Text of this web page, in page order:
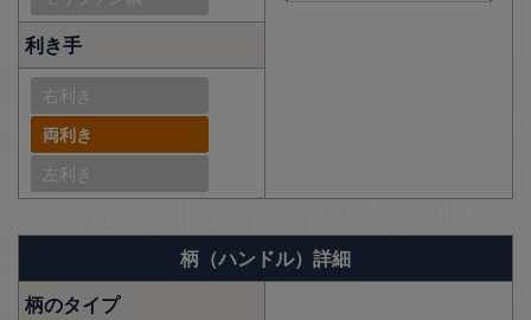
利き手
右利き
両利き
左利き
柄（ハンドル）詳細
柄のタイプ